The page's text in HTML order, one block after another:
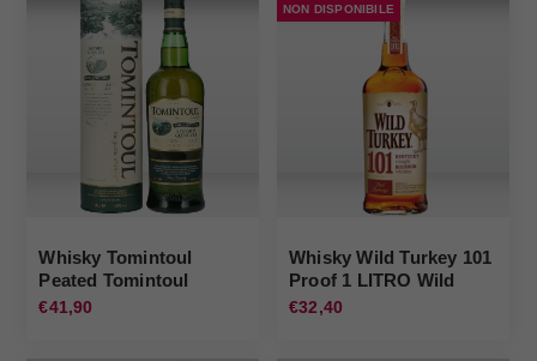
Whisky Tomintoul
Peated Tomintoul
€41,90
NON DISPONIBILE
Whisky Wild Turkey 101
Proof 1 LITRO Wild
Turkey
€32,40